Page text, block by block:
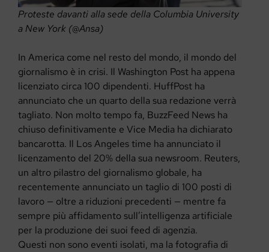
Proteste davanti alla sede della Columbia University
a New York (@Ansa)
In America come nel resto del mondo, il mondo del
giornalismo è in crisi. Il Washington Post ha appena
licenziato circa 100 dipendenti. HuffPost ha
annunciato che un quarto della sua redazione verrà
tagliato. Non molto tempo fa, BuzzFeed News ha
chiuso definitivamente e Vice Media ha dichiarato
bancarotta. Il Los Angeles time ha annunciato il
licenzamento del 20% della sua newsroom. Reuters,
un altro pilastro del giornalismo globale, ha
recentemente annunciato un taglio di 100 posti di
lavoro — oltre a riduzioni precedenti — mentre fa
sempre più affidamento sull’intelligenza artificiale
per la produzione dei suoi feed di agenzia.
Questi non sono eventi isolati, ma la fotografia di